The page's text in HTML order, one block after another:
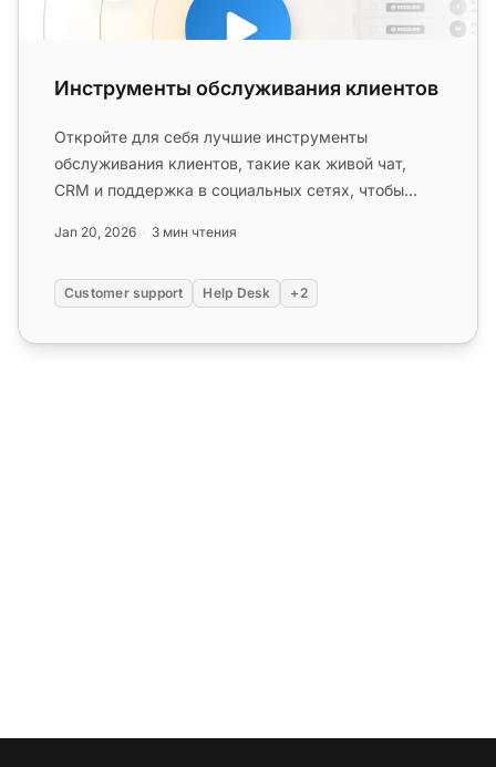
Инструменты обслуживания клиентов
Откройте для себя лучшие инструменты
обслуживания клиентов, такие как живой чат,
CRM и поддержка в социальных сетях, чтобы
Jan 20, 2026 3 мин чтения
Customer support Help Desk +2